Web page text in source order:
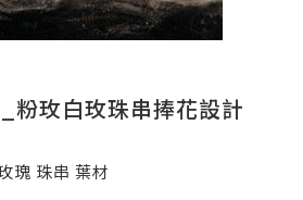
粉玫白玫珠串捧花設計
瑰 珠串 葉材